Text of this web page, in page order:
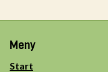
Meny
Start